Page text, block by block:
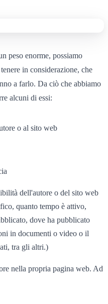
peso enorme, possiamo
in considerazione, che
a farlo. Da ciò che abbiamo
alcuni di essi:
o al sito web
dell'autore o del sito web
quanto tempo è attivo,
dove ha pubblicato
in documenti o video o il
tra gli altri.)
nella propria pagina web. Ad